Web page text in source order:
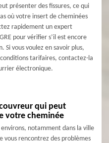
présenter des fissures, ce qui
où votre insert de cheminées
rapidement un expert
pour vérifier s’il est encore
Si vous voulez en savoir plus,
tarifaires, contactez-la
électronique.
couvreur qui peut
votre cheminée
environs, notamment dans la ville
vous rencontrez des problèmes